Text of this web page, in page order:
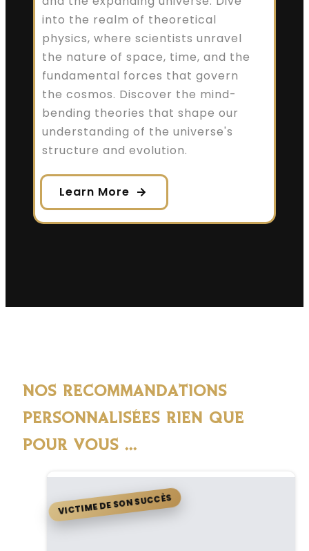
into the realm of theoretical
physics, where scientists unravel
the nature of space, time, and the
fundamental forces that govern
the cosmos. Discover the mind-
bending theories that shape our
understanding of the universe's
structure and evolution.
Learn More
NOS RECOMMANDATIONS
PERSONNALISÉES RIEN QUE
POUR VOUS ...
VICTIME DE SON SUCCÈS